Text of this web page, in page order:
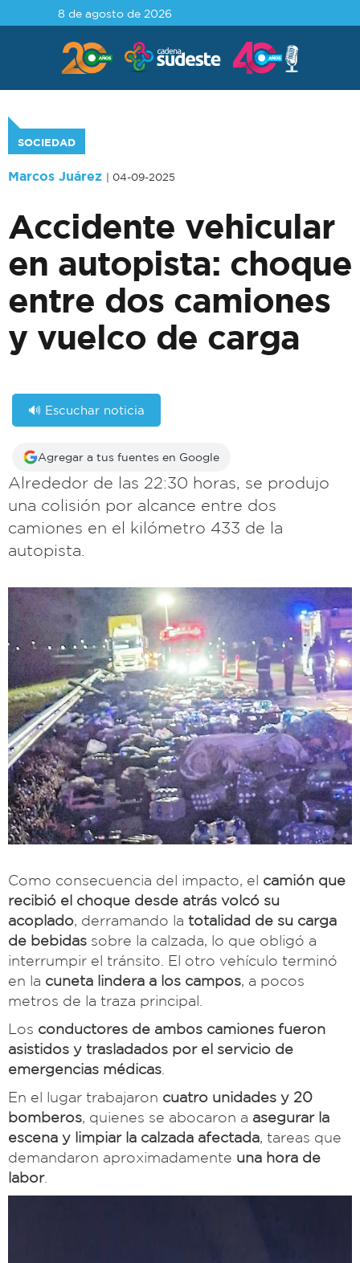
8 de agosto de 2026
SOCIEDAD
Marcos Juárez | 04-09-2025
Accidente vehicular
en autopista: choque
entre dos camiones
y vuelco de carga
🔊 Escuchar noticia
Agregar a tus fuentes en Google
Alrededor de las 22:30 horas, se produjo
una colisión por alcance entre dos
camiones en el kilómetro 433 de la
autopista.
Como consecuencia del impacto, el camión que
recibió el choque desde atrás volcó su
acoplado , derramando la totalidad de su carga
de bebidas sobre la calzada, lo que obligó a
interrumpir el tránsito. El otro vehículo terminó
en la cuneta lindera a los campos , a pocos
metros de la traza principal.
Los conductores de ambos camiones fueron
asistidos y trasladados por el servicio de
emergencias médicas
En el lugar trabajaron cuatro unidades y 20
bomberos , quienes se abocaron a asegurar la
escena y limpiar la calzada afectada , tareas que
demandaron aproximadamente una hora de
labor.